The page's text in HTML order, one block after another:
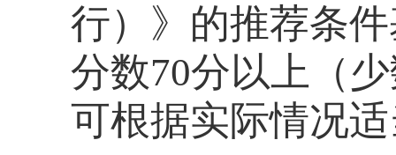
行）》的推荐条
分数70分以上 （
可根据实际情况